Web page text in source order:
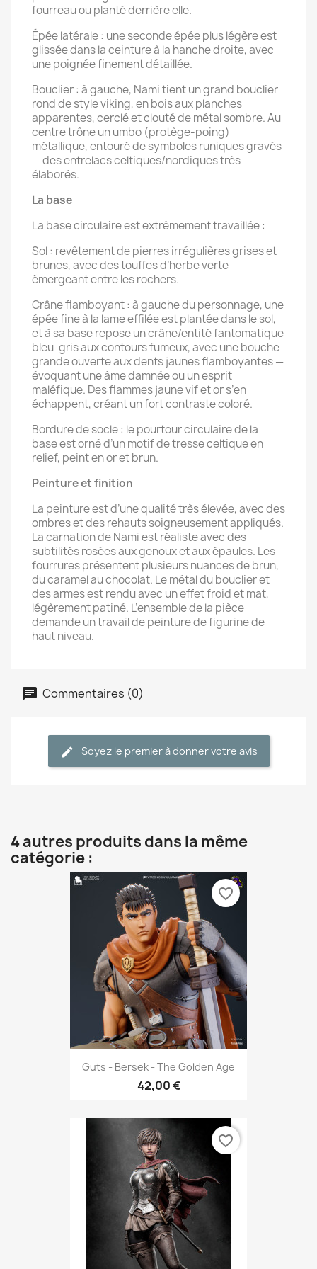
fourreau ou planté derrière elle.
Épée latérale : une seconde épée plus légère est
glissée dans la ceinture à la hanche droite, avec
une poignée finement détaillée.
Bouclier : à gauche, Nami tient un grand bouclier
rond de style viking, en bois aux planches
apparentes, cerclé et clouté de métal sombre. Au
centre trône un umbo (protège-poing)
métallique, entouré de symboles runiques gravés
— des entrelacs celtiques/nordiques très
élaborés.
La base
La base circulaire est extrêmement travaillée :
Sol : revêtement de pierres irrégulières grises et
brunes, avec des touffes d’herbe verte
émergeant entre les rochers.
Crâne flamboyant : à gauche du personnage, une
épée fine à la lame effilée est plantée dans le sol,
et à sa base repose un crâne/entité fantomatique
bleu-gris aux contours fumeux, avec une bouche
grande ouverte aux dents jaunes flamboyantes —
évoquant une âme damnée ou un esprit
maléfique. Des flammes jaune vif et or s’en
échappent, créant un fort contraste coloré.
Bordure de socle : le pourtour circulaire de la
base est orné d’un motif de tresse celtique en
relief, peint en or et brun.
Peinture et finition
La peinture est d’une qualité très élevée, avec des
ombres et des rehauts soigneusement appliqués.
La carnation de Nami est réaliste avec des
subtilités rosées aux genoux et aux épaules. Les
fourrures présentent plusieurs nuances de brun,
du caramel au chocolat. Le métal du bouclier et
des armes est rendu avec un effet froid et mat,
légèrement patiné. L’ensemble de la pièce
demande un travail de peinture de figurine de
haut niveau.
Commentaires (0)
Soyez le premier à donner votre avis
4 autres produits dans la même
catégorie :
Guts - Bersek - The Golden Age
42,00 €
favorite_border
favorite_border